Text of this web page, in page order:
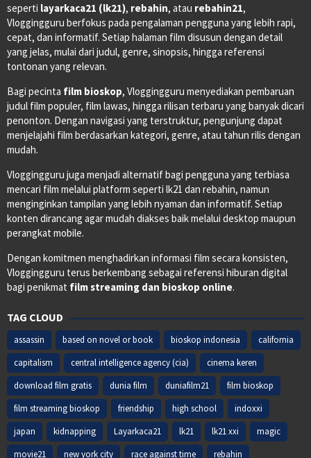
seperti layarkaca21 (lk21), rebahin, atau rebahin21,
Vloggingguru berfokus pada pengalaman pengguna yang lebih rapi,
cepat, dan informatif. Setiap halaman film disusun dengan detail
yang jelas, mulai dari judul, genre, sinopsis, hingga referensi
tontonan yang relevan.
Bagi pecinta film bioskop, Vloggingguru menyediakan pembaruan
judul film populer, film lawas, hingga rilisan terbaru yang banyak dicari
penonton. Dengan navigasi yang terstruktur, pengunjung dapat
menjelajahi film berdasarkan kategori, genre, atau tahun rilis dengan
mudah.
Vloggingguru juga menjadi alternatif bagi pengguna yang terbiasa
mencari film melalui platform seperti lk21 dan rebahin, namun
menginginkan tampilan yang lebih nyaman dan informatif. Setiap
konten dirancang agar mudah diakses baik melalui desktop maupun
perangkat mobile.
Dengan komitmen menghadirkan informasi film secara konsisten,
Vloggingguru terus berkembang sebagai referensi hiburan digital
bagi penikmat film streaming dan bioskop online.
TAG CLOUD
assassin based on novel or book bioskop indonesia
california
capitalism
central intelligence agency (cia)
cinema keren
download film gratis
dunia film duniafilm21
film bioskop
film streaming bioskop
friendship high school
indoxxi
japan
kidnapping Layarkaca21 lk21 lk21 xxi
magic
movie21
new york city race against time rebahin